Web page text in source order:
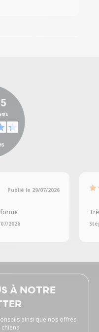
Publié le 29/07/2026
2026
À NOTRE
ainsi que nos offres